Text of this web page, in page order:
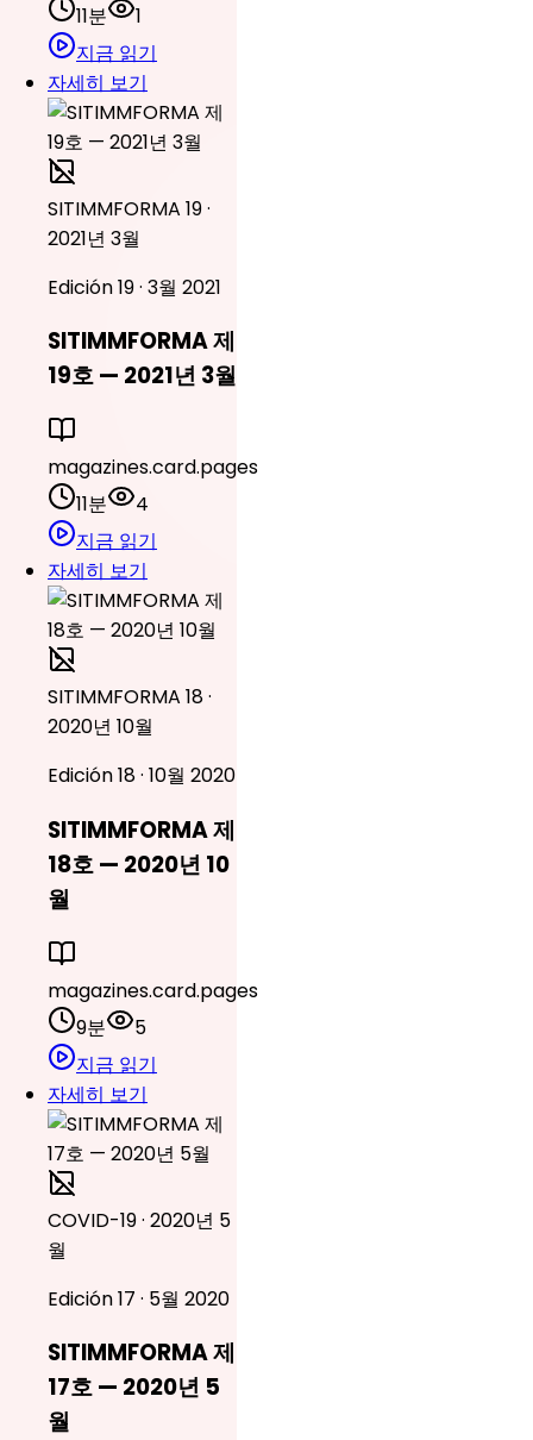
11분
1
지금 읽기
자세히 보기
SITIMMFORMA 19 ·
2021년 3월
Edición 19 · 3월 2021
SITIMMFORMA 제
19호 — 2021년 3월
magazines.card.pages
11분
4
지금 읽기
자세히 보기
SITIMMFORMA 18 ·
2020년 10월
Edición 18 · 10월 2020
SITIMMFORMA 제
18호 — 2020년 10
월
magazines.card.pages
9분
5
지금 읽기
자세히 보기
COVID-19 · 2020년 5
월
Edición 17 · 5월 2020
SITIMMFORMA 제
17호 — 2020년 5
월